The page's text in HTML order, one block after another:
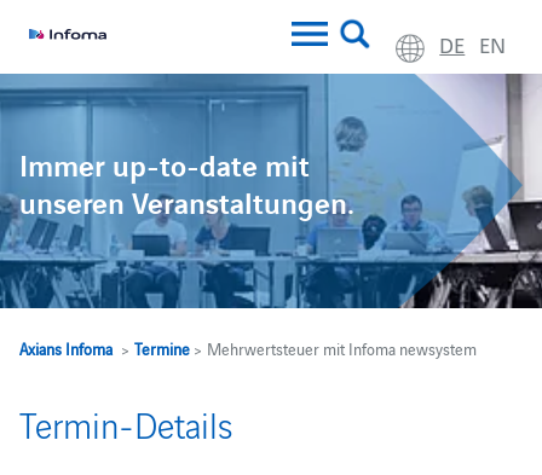
DE EN
Immer up-to-date mit
unseren Veranstaltungen.
Axians Infoma> Termine> Mehrwertsteuer mit Infoma newsystem
Termin-Details